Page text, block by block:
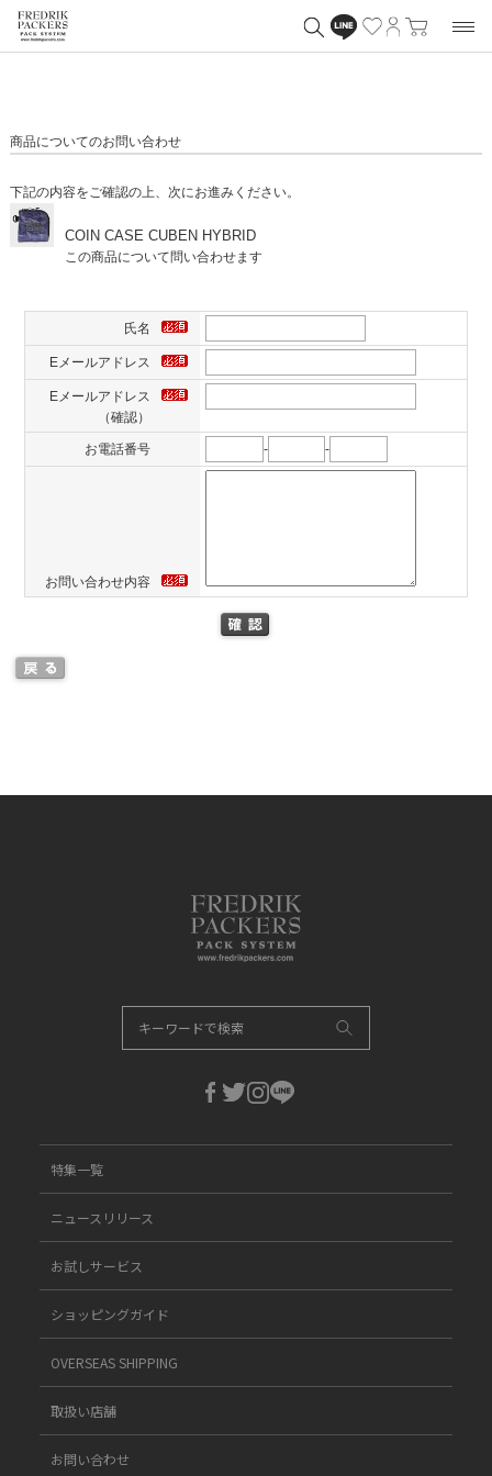
商品についてのお問い合わせ
下記の内容をご確認の上、次にお進みください。
COIN CASE CUBEN HYBRID
この商品について問い合わせます
氏名
Eメールアドレス
Eメールアドレス
（確認）
お電話番号 - -
お問い合わせ内容
特集一覧
ニュースリリース
お試しサービス
ショッピングガイド
OVERSEAS SHIPPING
取扱い店舗
お問い合わせ